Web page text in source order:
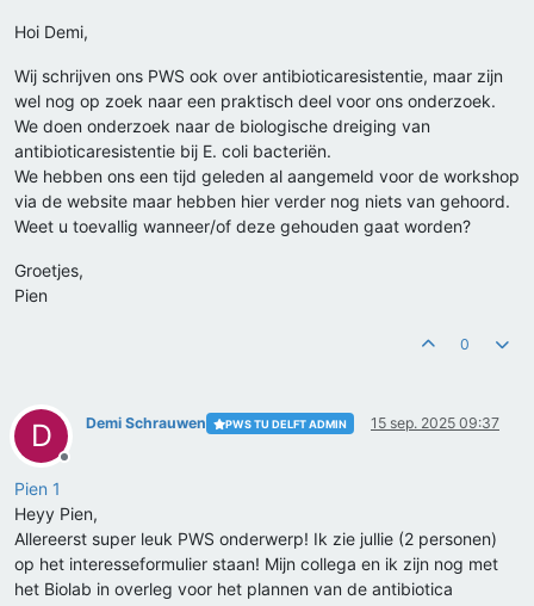
Hoi Demi,
Wij schrijven ons PWS ook over antibioticaresistentie, maar zijn
wel nog op zoek naar een praktisch deel voor ons onderzoek.
We doen onderzoek naar de biologische dreiging van
antibioticaresistentie bij E. coli bacteriën.
We hebben ons een tijd geleden al aangemeld voor de workshop
via de website maar hebben hier verder nog niets van gehoord.
Weet u toevallig wanneer/of deze gehouden gaat worden?
Groetjes,
Pien
0
D
Offline
Demi Schrauwen PWS TU DELFT ADMIN 15 sep. 2025 09:37
Pien 1
Heyy Pien,
Allereerst super leuk PWS onderwerp! Ik zie jullie (2 personen)
op het interesseformulier staan! Mijn collega en ik zijn nog met
het Biolab in overleg voor het plannen van de antibiotica